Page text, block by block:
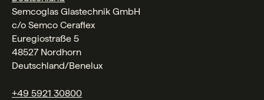
Semcoglas Glastechnik GmbH
c/o Semco Ceraflex
Euregiostraße 5
48527 Nordhorn
Deutschland/Benelux
+49 5921 30800